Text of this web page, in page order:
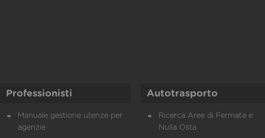
Professionisti
Manuale gestione utenze per
agenzie
Autotrasporto
Ricerca Aree di Fermata e
Nulla Osta